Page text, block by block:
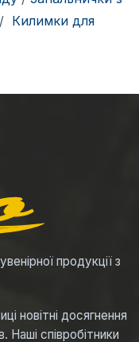
/ Килимки для
продукції з
новітні досягнення
Наші співробітники